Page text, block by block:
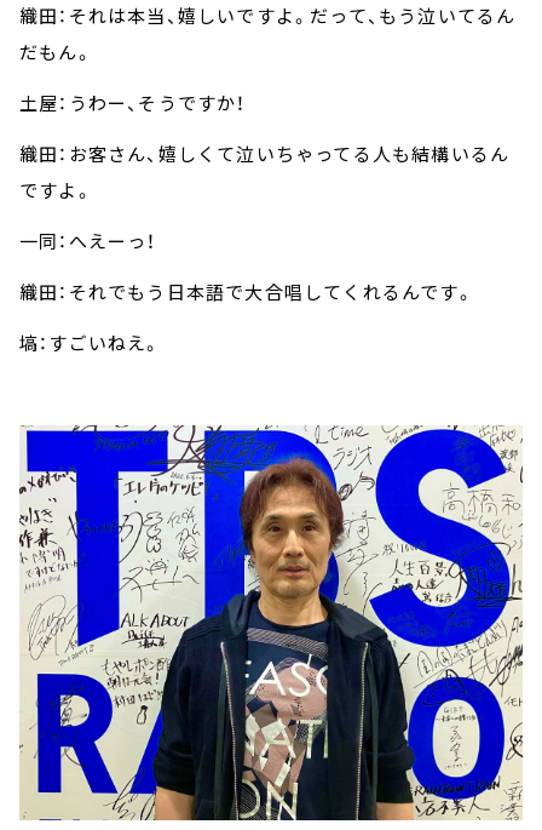
織田：それは本当、嬉しいですよ。だって、もう泣いてるん
だもん。
土屋：うわー、そうですか！
織田：お客さん、嬉しくて泣いちゃってる人も結構いるん
ですよ。
一同：へえーっ！
織田：それでもう日本語で大合唱してくれるんです。
塙：すごいねえ。